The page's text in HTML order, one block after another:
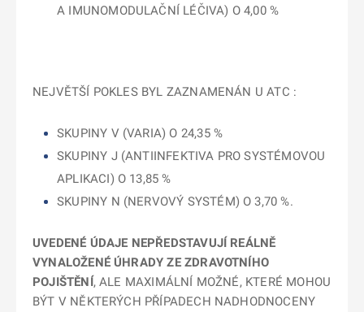
A IMUNOMODULAČNÍ LÉČIVA) O 4,00 %
NEJVĚTŠÍ POKLES BYL ZAZNAMENÁN U ATC :
SKUPINY V (VARIA) O 24,35 %
SKUPINY J (ANTIINFEKTIVA PRO SYSTÉMOVOU
APLIKACI) O 13,85 %
SKUPINY N (NERVOVÝ SYSTÉM) O 3,70 %.
UVEDENÉ ÚDAJE NEPŘEDSTAVUJÍ REÁLNĚ
VYNALOŽENÉ ÚHRADY ZE ZDRAVOTNÍHO
POJIŠTĚNÍ, ALE MAXIMÁLNÍ MOŽNÉ, KTERÉ MOHOU
BÝT V NĚKTERÝCH PŘÍPADECH NADHODNOCENY